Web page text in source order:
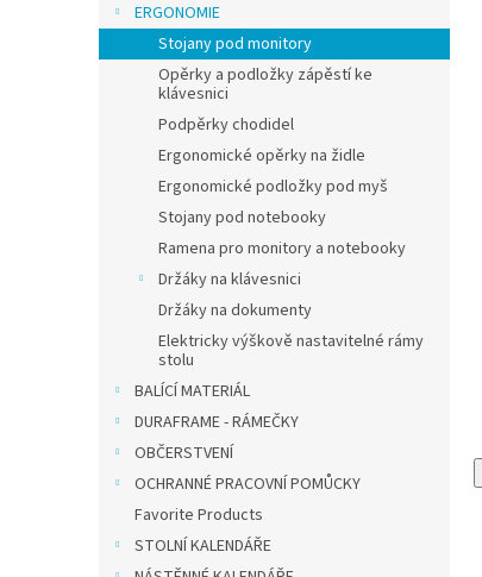
ERGONOMIE
Stojany pod monitory
Opěrky a podložky zápěstí ke
klávesnici
Podpěrky chodidel
Ergonomické opěrky na židle
Ergonomické podložky pod myš
Stojany pod notebooky
Ramena pro monitory a notebooky
Držáky na klávesnici
Držáky na dokumenty
Elektricky výškově nastavitelné rámy
stolu
BALÍCÍ MATERIÁL
DURAFRAME - RÁMEČKY
OBČERSTVENÍ
OCHRANNÉ PRACOVNÍ POMŮCKY
Favorite Products
STOLNÍ KALENDÁŘE